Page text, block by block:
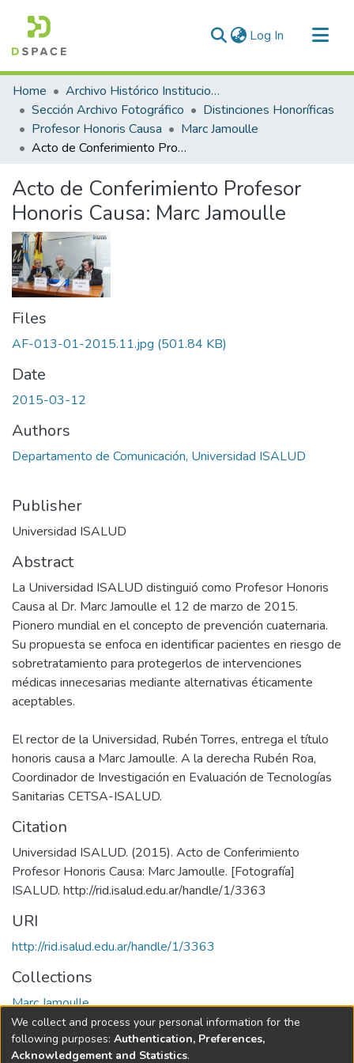
Log In (current)
Communities & Collections
All of DSpace
Statistics
Home
Archivo Histórico Institucional
Sección Archivo Fotográfico
Distinciones Honoríficas
Profesor Honoris Causa
Marc Jamoulle
Acto de Conferimiento Profesor Honoris Causa: Marc Jamoulle
Acto de Conferimiento Profesor
Honoris Causa: Marc Jamoulle
Files
AF-013-01-2015.11.jpg (501.84 KB)
Date
2015-03-12
Authors
Departamento de Comunicación, Universidad ISALUD
Publisher
Universidad ISALUD
Abstract
La Universidad ISALUD distinguió como Profesor Honoris
Causa al Dr. Marc Jamoulle el 12 de marzo de 2015.
Pionero mundial en el concepto de prevención cuaternaria.
Su propuesta se enfoca en identificar pacientes en riesgo de
sobretratamiento para protegerlos de intervenciones
médicas innecesarias mediante alternativas éticamente
aceptables.
El rector de la Universidad, Rubén Torres, entrega el título
honoris causa a Marc Jamoulle. A la derecha Rubén Roa,
Coordinador de Investigación en Evaluación de Tecnologías
Sanitarias CETSA-ISALUD.
Citation
Universidad ISALUD. (2015). Acto de Conferimiento
Profesor Honoris Causa: Marc Jamoulle. [Fotografía]
URI
http://rid.isalud.edu.ar/handle/1/3363
Collections
Marc Jamoulle
Full item page
We collect and process your personal information for the
following purposes: Authentication, Preferences,
Acknowledgement and Statistics.